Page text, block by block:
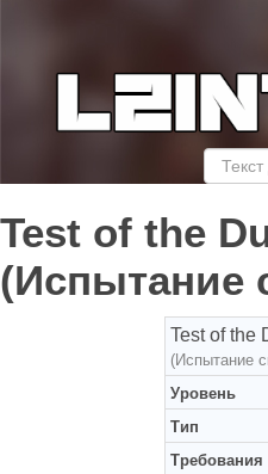
Test of the
(Испытание
Test of the
(Испытание
Уровень
Тип
Требования